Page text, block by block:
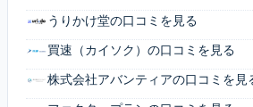
うりかけ堂の口コミを見る
買速（カイソク）の口コミを見る
株式会社アバンティアの口コミを見